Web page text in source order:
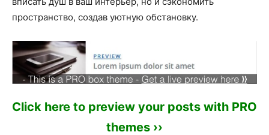
пространство, создав уютную обстановку.
Click here to preview your posts with PRO
themes ››